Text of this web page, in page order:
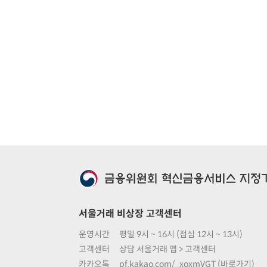
서울거래 비상장 고객센터
운영시간
평일 9시 ~ 16시 (점심 12시 ~ 13시)
고객센터
상담 서울거래 앱 > 고객센터
카카오톡
pf.kakao.com/_xoxmVGT (바로가기)